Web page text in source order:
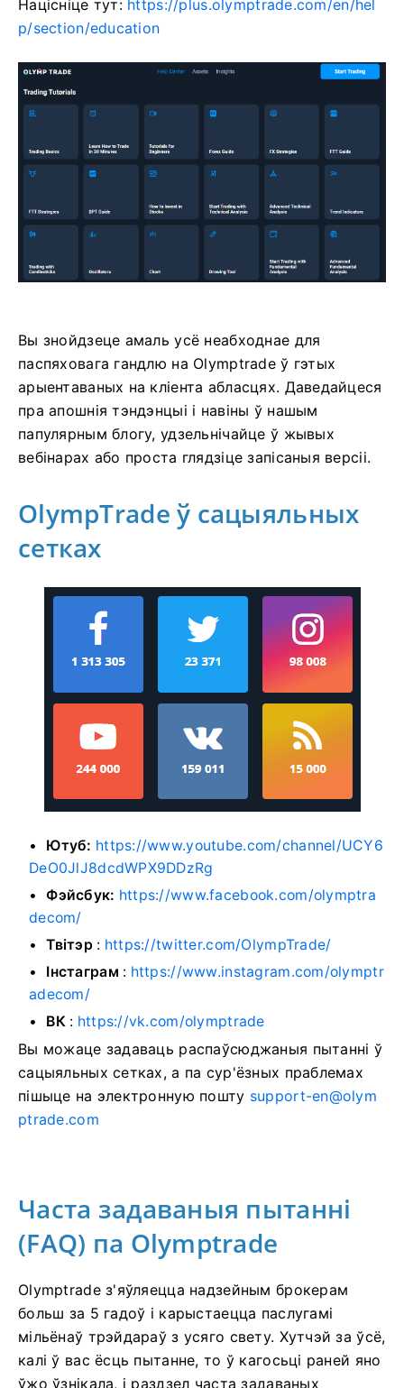
Націсніце тут: https://plus.olymptrade.com/en/hel
p/section/education
Вы знойдзеце амаль усё неабходнае для
паспяховага гандлю на Olymptrade ў гэтых
арыентаваных на кліента абласцях. Даведайцеся
пра апошнія тэндэнцыі і навіны ў нашым
папулярным блогу, удзельнічайце ў жывых
вебінарах або проста глядзіце запісаныя версіі.
OlympTrade ў сацыяльных
сетках
Ютуб: https://www.youtube.com/channel/UCY6
DeO0JlJ8dcdWPX9DDzRg
Фэйсбук: https://www.facebook.com/olymptra
decom/
Твітэр: https://twitter.com/OlympTrade/
Інстаграм : https://www.instagram.com/olymptr
adecom/
ВК: https://vk.com/olymptrade
Вы можаце задаваць распаўсюджаныя пытанні ў
сацыяльных сетках, а па сур'ёзных праблемах
пішыце на электронную пошту support-en@olym
ptrade.com
Часта задаваныя пытанні
(FAQ) па Olymptrade
Olymptrade з'яўляецца надзейным брокерам
больш за 5 гадоў і карыстаецца паслугамі
мільёнаў трэйдараў з усяго свету. Хутчэй за ўсё,
калі ў вас ёсць пытанне, то ў кагосьці раней яно
ўжо ўзнікала, і раздзел часта задаваных